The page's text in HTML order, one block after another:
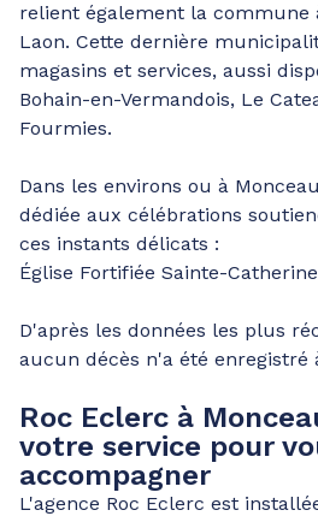
relient également la commune
Laon. Cette dernière
magasins et services, aussi
Bohain-en-Vermandois, Le
Fourmies.
Dans les environs ou à
dédiée aux célébrations
ces instants délicats :
Église Fortifiée Sainte-
D'après les données les plus
aucun décès n'a été enregistré
Roc Eclerc à
votre service pour
accompagner
L'agence Roc Eclerc est